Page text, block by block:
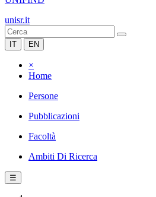
unisr.it
IT EN
×
Home
Persone
Pubblicazioni
Facoltà
Ambiti Di Ricerca
☰